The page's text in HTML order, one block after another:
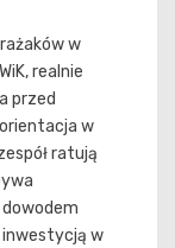
w
realnie
przed
w
ratują
inwestycją w